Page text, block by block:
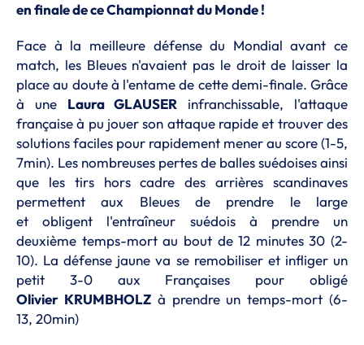
en finale de ce Championnat du Monde !
Face à la meilleure défense du Mondial avant ce
match, les Bleues n'avaient pas le droit de laisser la
place au doute à l'entame de cette demi-finale. Grâce
à une LauraGLAUSER infranchissable, l'attaque
françaiseà pu jouer son attaque rapide et trouver des
solutions faciles pour rapidement mener au score(1-5,
7min). Les nombreuses pertes de balles suédoises ainsi
que les tirs hors cadre des arrières scandinaves
permettent aux Bleues de prendre le large
et obligent l'entraîneur suédois à prendre un
deuxième temps-mortau bout de 12 minutes 30 (2-
10). La défense jaune va se remobiliseret infliger un
petit 3-0aux Françaises pour obligé
Olivier KRUMBHOLZà prendre untemps-mort (6-
13, 20min)